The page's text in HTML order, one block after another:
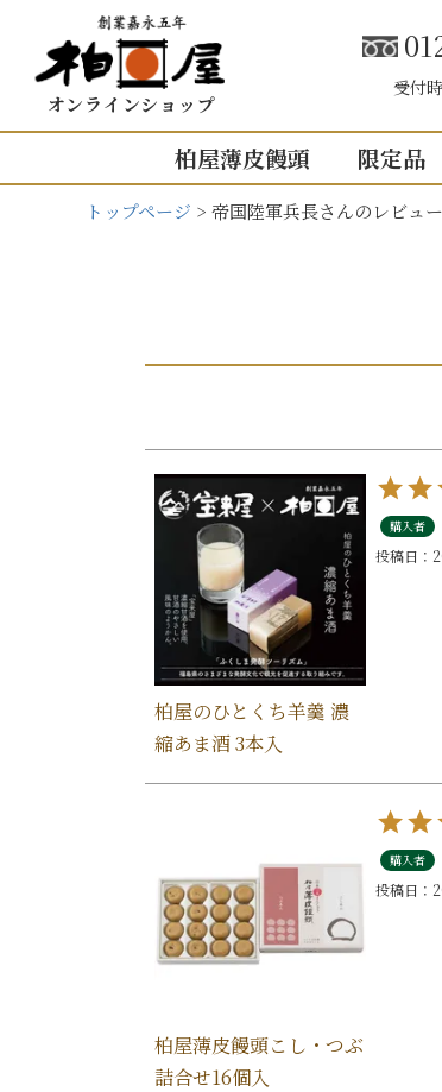
オンラインショップ
受付
柏屋薄皮饅頭
こしあん
10個入り
16個入り
mini せいろ薄皮
限定品
出産
入園
その
トップページ 帝国陸軍兵長さんのレビュー
柏屋のひとくち羊羹 濃
縮あま酒 3本入
購入者
投稿日
柏屋薄皮饅頭こし・つぶ
詰合せ16個入
購入者
投稿日